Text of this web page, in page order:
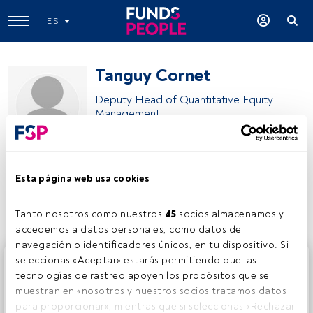
Esta página web usa cookies
Tanto nosotros como nuestros 45 socios almacenamos y
accedemos a datos personales, como datos de
navegación o identificadores únicos, en tu dispositivo. Si
seleccionas «Aceptar» estarás permitiendo que las
tecnologías de rastreo apoyen los propósitos que se
muestran en «nosotros y nuestros socios tratamos datos
para proporcionar», mientras que si seleccionas «Rechazar
ES
Tanguy Cornet
Deputy Head of Quantitative Equity
Management
Compartir:
Este es un artículo exclusivo para los usuarios registrados
de FundsPeople. Si ya estás registrado, accede desde el
botón Login. Si aún no tienes cuenta, te invitamos a
registrarte y disfrutar de todo el universo que ofrece